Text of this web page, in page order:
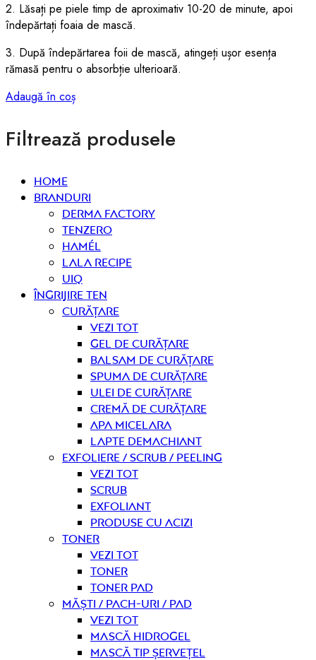
2. Lăsați pe piele timp de aproximativ 10-20 de minute, apoi
îndepărtați foaia de mască.
3. După îndepărtarea foii de mască, atingeți ușor esența
rămasă pentru o absorbție ulterioară.
Adaugă în coș
Filtrează produsele
Home
Branduri
Derma Factory
Tenzero
Hamél
Lala Recipe
UIQ
Îngrijire ten
curățare
Vezi tot
Gel de curățare
Balsam de curățare
Spuma de curățare
Ulei de curățare
Cremă de curățare
Apa micelara
Lapte demachiant
Exfoliere / Scrub / Peeling
Vezi tot
Scrub
Exfoliant
Produse cu acizi
Toner
Vezi tot
Toner
Toner pad
Măști / Pach-uri / Pad
Vezi tot
Mască hidrogel
Mască tip șervețel